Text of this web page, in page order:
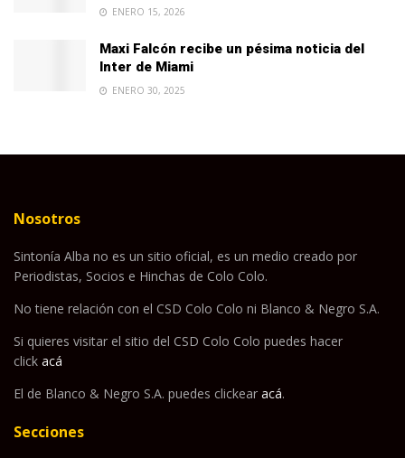
ENERO 15, 2026
Maxi Falcón recibe un pésima noticia del
Inter de Miami
ENERO 30, 2025
Nosotros
Sintonía Alba no es un sitio oficial, es un medio creado por
Periodistas, Socios e Hinchas de Colo Colo.
No tiene relación con el CSD Colo Colo ni Blanco & Negro S.A.
Si quieres visitar el sitio del CSD Colo Colo puedes hacer
click acá
El de Blanco & Negro S.A. puedes clickear acá.
Secciones